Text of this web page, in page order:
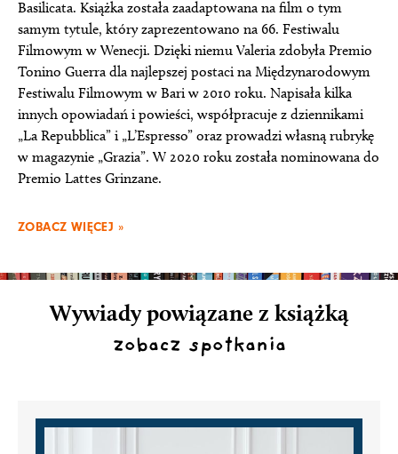
Basilicata. Książka została zaadaptowana na film o tym
samym tytule, który zaprezentowano na 66. Festiwalu
Filmowym w Wenecji. Dzięki niemu Valeria zdobyła Premio
Tonino Guerra dla najlepszej postaci na Międzynarodowym
Festiwalu Filmowym w Bari w 2010 roku. Napisała kilka
innych opowiadań i powieści, współpracuje z dziennikami
„La Repubblica” i „L’Espresso” oraz prowadzi własną rubrykę
w magazynie „Grazia”. W 2020 roku została nominowana do
Premio Lattes Grinzane.
ZOBACZ WIĘCEJ »
Wywiady powiązane z książką
zobacz spotkania